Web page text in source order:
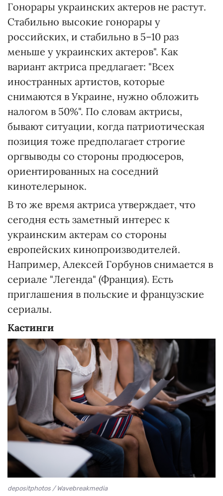
Гонорары украинских актеров не растут.
Стабильно высокие гонорары у
российских, и стабильно в 5–10 раз
меньше у украинских актеров". Как
вариант актриса предлагает: "Всех
иностранных артистов, которые
снимаются в Украине, нужно обложить
налогом в 50%". По словам актрисы,
бывают ситуации, когда патриотическая
позиция тоже предполагает строгие
оргвыводы со стороны продюсеров,
ориентированных на соседний
кинотелерынок.
В то же время актриса утверждает, что
сегодня есть заметный интерес к
украинским актерам со стороны
европейских кинопроизводителей.
Например, Алексей Горбунов снимается в
сериале "Легенда" (Франция). Есть
приглашения в польские и французские
сериалы.
Кастинги
depositphotos / Wavebreakmedia